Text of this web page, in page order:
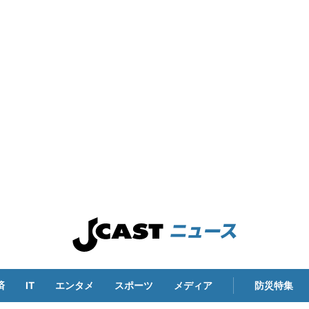
IT エンタメ スポーツ メディア 防災特集